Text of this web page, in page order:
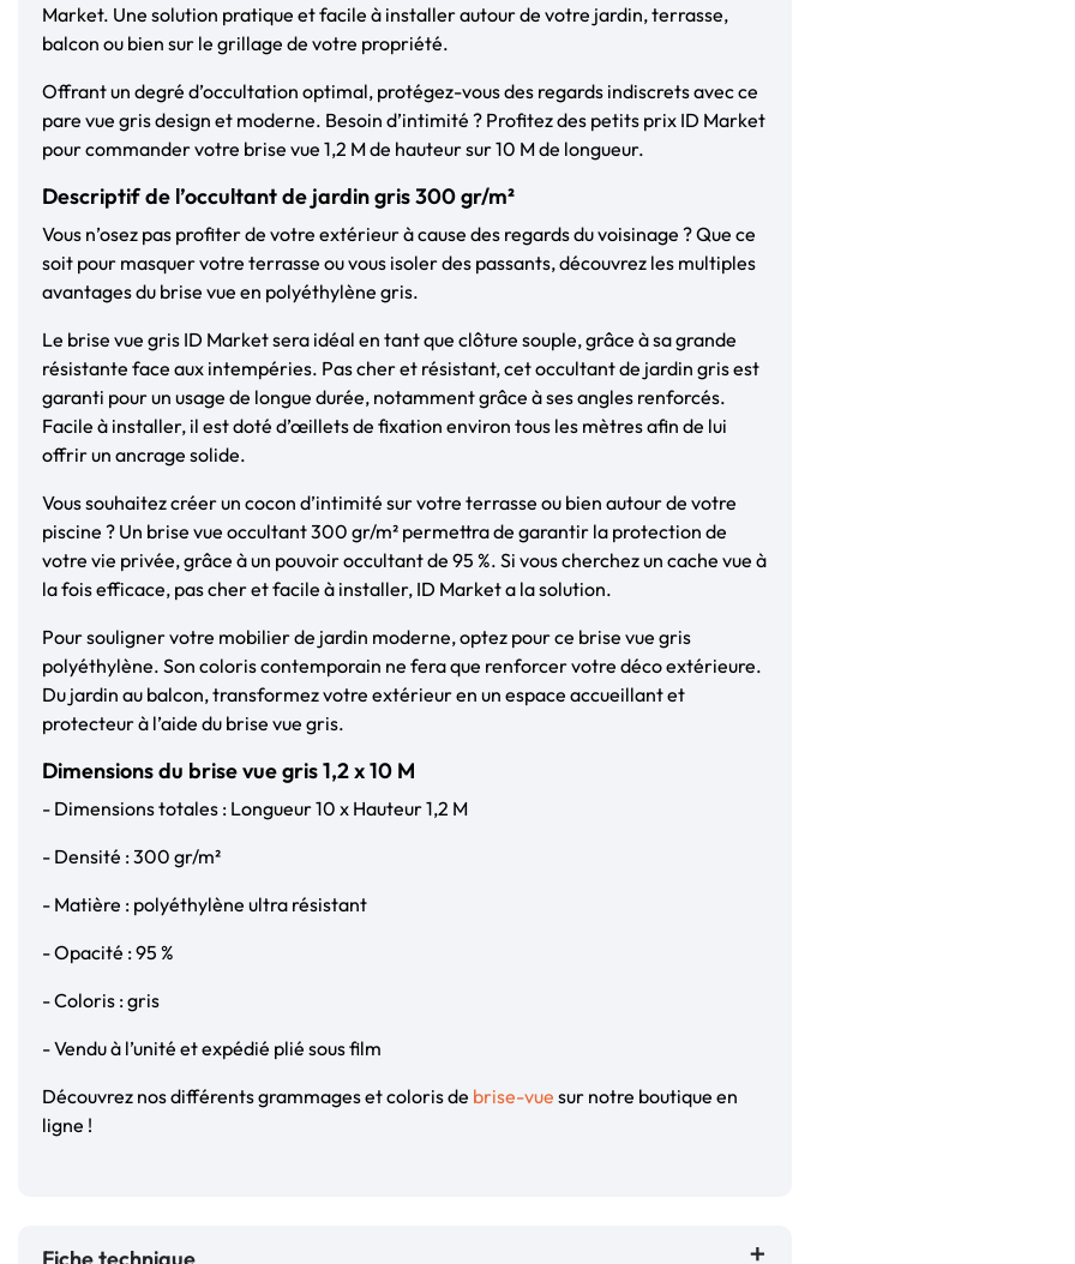
Market. Une solution pratique et facile à installer autour de votre jardin, terrasse,
balcon ou bien sur le grillage de votre propriété.
Offrant un degré d’occultation optimal, protégez-vous des regards indiscrets avec ce
pare vue gris design et moderne. Besoin d’intimité ? Profitez des petits prix ID Market
pour commander votre brise vue 1,2 M de hauteur sur 10 M de longueur.
Descriptif de l’occultant de jardin gris 300 gr/m²
Vous n’osez pas profiter de votre extérieur à cause des regards du voisinage ? Que ce
soit pour masquer votre terrasse ou vous isoler des passants, découvrez les multiples
avantages du brise vue en polyéthylène gris.
Le brise vue gris ID Market sera idéal en tant que clôture souple, grâce à sa grande
résistante face aux intempéries. Pas cher et résistant, cet occultant de jardin gris est
garanti pour un usage de longue durée, notamment grâce à ses angles renforcés.
Facile à installer, il est doté d’œillets de fixation environ tous les mètres afin de lui
offrir un ancrage solide.
Vous souhaitez créer un cocon d’intimité sur votre terrasse ou bien autour de votre
piscine ? Un brise vue occultant 300 gr/m² permettra de garantir la protection de
votre vie privée, grâce à un pouvoir occultant de 95 %. Si vous cherchez un cache vue à
la fois efficace, pas cher et facile à installer, ID Market a la solution.
Pour souligner votre mobilier de jardin moderne, optez pour ce brise vue gris
polyéthylène. Son coloris contemporain ne fera que renforcer votre déco extérieure.
Du jardin au balcon, transformez votre extérieur en un espace accueillant et
protecteur à l’aide du brise vue gris.
Dimensions du brise vue gris 1,2 x 10 M
- Dimensions totales : Longueur 10 x Hauteur 1,2 M
- Densité : 300 gr/m²
- Matière : polyéthylène ultra résistant
- Opacité : 95 %
- Coloris : gris
- Vendu à l’unité et expédié plié sous film
Découvrez nos différents grammages et coloris de brise-vue sur notre boutique en
ligne !
Fiche technique